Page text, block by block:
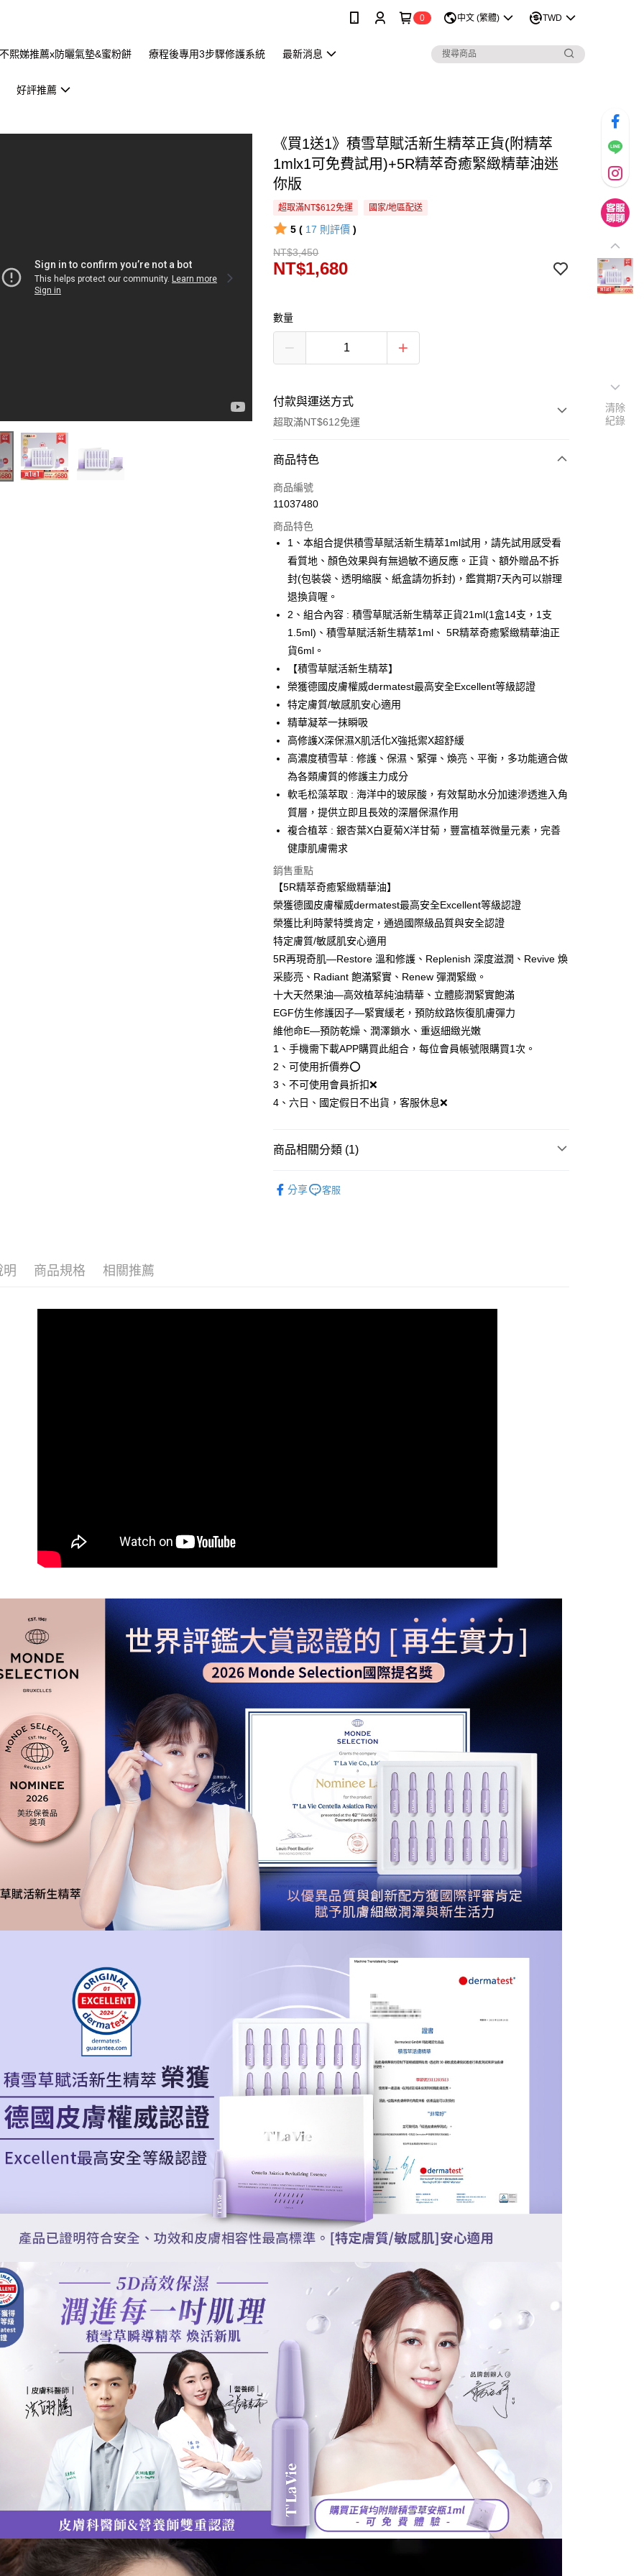
0 中文 (繁體) TWD
熙娣推薦x防曬氣墊&蜜粉餅 療程後專用3步驟修護系統 最新消息
好評推薦
《買1送1》積雪草賦活新生精萃正貨(附精萃
1mlx1可免費試用)+5R精萃奇癒緊緻精華油迷
你版
超取滿NT$612免運 國家/地區配送
5 ( 17 則評價 )
NT$3,450
NT$1,680
數量
付款與運送方式
超取滿NT$612免運
付款方式
信用卡一次付款
LINE Pay
Apple Pay
悠遊付
Google Pay
AFTEE先享後付
相關說明
【關於「AFTEE先享後付」】
AFTEE先享後付是「在收到商品之後才付款」的支付方式。 讓您購物簡單
便利好安心！
２．便利：只要手機號碼，簡訊認證，即可結帳。
３．安心：先確認商品／服務後，再付款。
【「AFTEE先享後付」結帳流程】
１．於結帳方式選擇「AFTEE先享後付」後，將跳轉至「AFTEE先享後
付」結帳頁面，進行簡訊認證並確認金額後，即可完成結帳。
２．訂單成立數日內，您將收到繳費通知簡訊。
３．收到繳費通知簡訊後14天內，點擊此簡訊中的連結，可透過四大超商
／ATM／網路銀行／等多元方式進行付款，方視為交易完成。
※ 請注意：結帳手續完成當下不需立刻繳費，但若您需要取消訂單，請聯
先享後付繳納相關費用。
※ 交易是否成功請以「AFTEE先享後付 」之結帳頁面顯示為準，若有關於
付客戶支援中心」https://netprotections.freshdesk.com/support/home
【注意事項】
１．透過由恩沛科技股份有限公司提供之「AFTEE先享後付」服務完成之
交易，需依本服務之必要範圍內提供個人資料，並將交易相關給付款項請
求債權轉讓予恩沛科技股份有限公司。
https://aftee.tw/terms/#terms3
３．未成年的使用者請事先徵得法定代理人或監護人之同意方可使用
「AFTEE先享後付」，若未經同意申辦者引起之損失，本公司不負相關責
任。
４．使用「AFTEE先享後付」時，將依據個別帳號之用戶狀況，依本公司
即時審查核予不同之上限額度；若仍有額度不足之情形，本公司將視審查
５．嚴禁一人註冊多個帳號或使用他人資訊註冊。若發現惡意使用之情
形，恩沛科技股份有限公司將有權停止該用戶之使用額度並採取法律行
ATM付款
運送方式
【免運】全家-取貨付款
每筆NT$80，滿NT$612(含以上)免運費
【免運】付款後-全家取貨
每筆NT$80，滿NT$612(含以上)免運費
【免運】萊爾富-取貨付款
每筆NT$80，滿NT$612(含以上)免運費
【免運】付款後-萊爾富取貨
每筆NT$80，滿NT$612(含以上)免運費
【免運】7-11-取貨付款
每筆NT$80，滿NT$612(含以上)免運費
【免運】付款後-7-11取貨
每筆NT$80，滿NT$612(含以上)免運費
宅配
每筆NT$80，滿NT$1,080(含以上)免運費
【免運】本島-宅配
每筆NT$80，滿NT$612(含以上)免運費
每筆NT$80，滿NT$612(含以上)免運費
商品特色
商品編號
11037480
商品特色
1、本組合提供積雪草賦活新生精萃1ml試用，請先試用感受看
看質地、顏色效果與有無過敏不適反應。正貨、額外贈品不拆
封(包裝袋、透明縮膜、紙盒請勿拆封)，鑑賞期7天內可以辦理
退換貨喔。
2、組合內容 : 積雪草賦活新生精萃正貨21ml(1盒14支，1支
1.5ml)、積雪草賦活新生精萃1ml、 5R精萃奇癒緊緻精華油正
貨6ml。
【積雪草賦活新生精萃】
榮獲德國皮膚權威dermatest最高安全Excellent等級認證
特定膚質/敏感肌安心適用
精華凝萃一抹瞬吸
高修護X深保濕X肌活化X強抵禦X超舒緩
高濃度積雪草 : 修護、保濕、緊彈、煥亮、平衡，多功能適合做
為各類膚質的修護主力成分
軟毛松藻萃取 : 海洋中的玻尿酸，有效幫助水分加速滲透進入角
質層，提供立即且長效的深層保濕作用
複合植萃 : 銀杏葉X白夏菊X洋甘菊，豐富植萃微量元素，完善
健康肌膚需求
銷售重點
【5R精萃奇癒緊緻精華油】
榮獲德國皮膚權威dermatest最高安全Excellent等級認證
榮獲比利時蒙特獎肯定，通過國際級品質與安全認證
特定膚質/敏感肌安心適用
5R再現奇肌—Restore 溫和修護、Replenish 深度滋潤、Revive 煥
采膨亮、Radiant 飽滿緊實、Renew 彈潤緊緻。
十大天然果油—高效植萃純油精華、立體膨潤緊實飽滿
EGF仿生修護因子—緊實緩老，預防紋路恢復肌膚彈力
維他命E—預防乾燥、潤澤鎖水、重返細緻光嫩
1、手機需下載APP購買此組合，每位會員帳號限購買1次。
2、可使用折價券⭕️
3、不可使用會員折扣❌
4、六日、國定假日不出貨，客服休息❌
商品相關分類 (1)
分享
客服
明 商品規格 相關推薦
清除
紀錄